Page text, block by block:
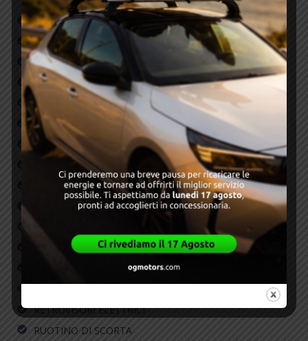
ABS
Autoradio
Bluetooth
Carplay/Android Auto
CERCHI IN LEGA LEGGERA
Chiusura centralizzata
Climatizzatore
Driver and front-passenger advanced airbags
FARI FULL LED
Fendinebbia
Full LED headlights
LED taillights with dynamic turn signals
RETROVISORI ELETTRICI
RUOTINO DI SCORTA